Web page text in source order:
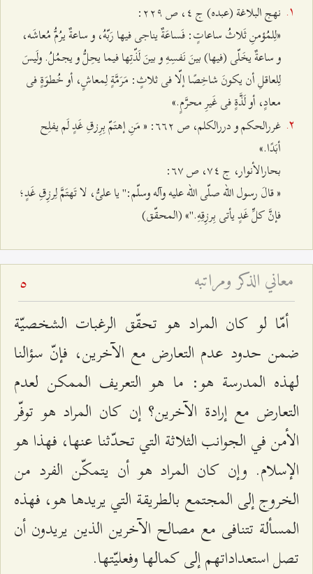
نهج البلاغة (عبده) ج ٤، ص ٢٢٩:
«لِلمُؤمنِ ثَلاثُ ساعاتٍ: فَساعَةٌ يناجى فيها رَبّهُ، و ساعةٌ يرُمُّ مُعاشَه،
و ساعةٌ يخَلّى (فيها) بينَ نَفسِهِ و بينَ لَذّتِها فيما يحِلُّ و يجمُلُ. ولَيسَ
لِلعاقلِ أن يكونَ شاخِصًا إلّا فى ثلاثٍ: مَرَمَّةٍ لِمعاشٍ، أو خُطوَةٍ فى
معادٍ، أو لَذَّةٍ فى غَيرِ محرَّمٍ.»
غررالحكم و دررالكلم، ص ٦٦٢: « مَنِ إهتَمّ بِرِزقِ غَدٍ لَم يفلِح
أبَدًا.»
بحارالأنوار، ج ٧٤، ص ٦٧:
« قالَ رسول الله صلّى الله عليه وآله وسلّم:" يا علىُّ، لا تَهتَمَّ لِرزِقِ غَدٍ؛
فإنَّ كلِّ غَدٍ يأتى بِرزِقِهِ."» (المحقّق)
معاني الذكر ومراتبه 5
أمّا لو كان المراد هو تحقّق الرغبات الشخصيّة
ضمن حدود عدم التعارض مع الآخرين، فإنّ سؤالنا
لهذه المدرسة هو: ما هو التعريف الممكن لعدم
التعارض مع إرادة الآخرين؟ إن كان المراد هو توفّر
الأمن في الجوانب الثلاثة التي تحدّثنا عنها، فهذا هو
الإسلام. وإن كان المراد هو أن يتمكّن الفرد من
الخروج إلى المجتمع بالطريقة التي يريدها هو، فهذه
المسألة تتنافى مع مصالح الآخرين الذين يريدون أن
تصل استعداداتهم إلى كمالها وفعليّتها.